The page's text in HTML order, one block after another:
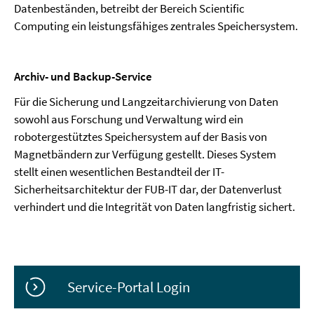
Datenbeständen, betreibt der Bereich Scientific
Computing ein leistungsfähiges zentrales Speichersystem.
Archiv- und Backup-Service
Für die Sicherung und Langzeitarchivierung von Daten
sowohl aus Forschung und Verwaltung wird ein
robotergestütztes Speichersystem auf der Basis von
Magnetbändern zur Verfügung gestellt. Dieses System
stellt einen wesentlichen Bestandteil der IT-
Sicherheitsarchitektur der FUB-IT dar, der Datenverlust
verhindert und die Integrität von Daten langfristig sichert.
Service-Portal Login